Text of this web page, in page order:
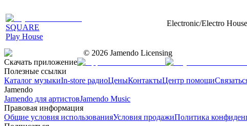
SQUARE
Play House
Electronic/Electro
© 2026 Jamendo Licensing
Скачать приложение
Полезные ссылки
Каталог музыкиIn-store радиоЦеныКонтактыЦентр помощи
Jamendo
Jamendo для артистовJamendo Music
Правовая информация
Общие условия использованияУсловия продажиПолитика